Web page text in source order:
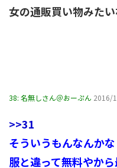
女の通販買い物みた
38: 名無しさん＠おーぷん 2016/
>>31
そういうもんなんかな
服と違って無料やか